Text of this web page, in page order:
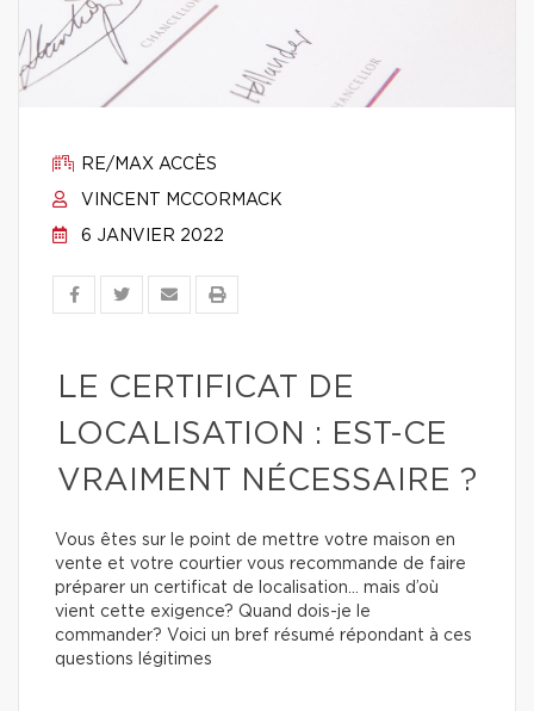
RE/MAX ACCÈS
VINCENT MCCORMACK
6 JANVIER 2022
LE CERTIFICAT DE
LOCALISATION : EST-CE
VRAIMENT NÉCESSAIRE ?
Vous êtes sur le point de mettre votre maison en
vente et votre courtier vous recommande de faire
préparer un certificat de localisation… mais d’où
vient cette exigence? Quand dois-je le
commander? Voici un bref résumé répondant à ces
questions légitimes